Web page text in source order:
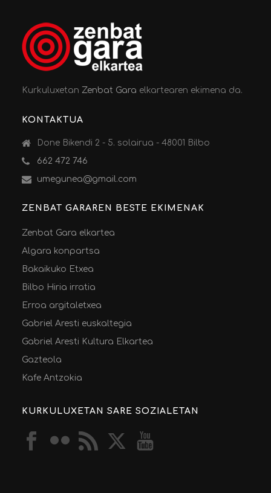
KurkuluxetanZenbat Gara elkartearen ekimena da.
KONTAKTUA
Done Bikendi 2 - 5. solairua - 48001 Bilbo
662 472 746
umegunea@gmail.com
ZENBAT GARAREN BESTE EKIMENAK
Zenbat Gara elkartea
Algara konpartsa
Bakaikuko Etxea
Bilbo Hiria irratia
Erroa argitaletxea
Gabriel Aresti euskaltegia
Gabriel Aresti Kultura Elkartea
Gazteola
Kafe Antzokia
KURKULUXETAN SARE SOZIALETAN